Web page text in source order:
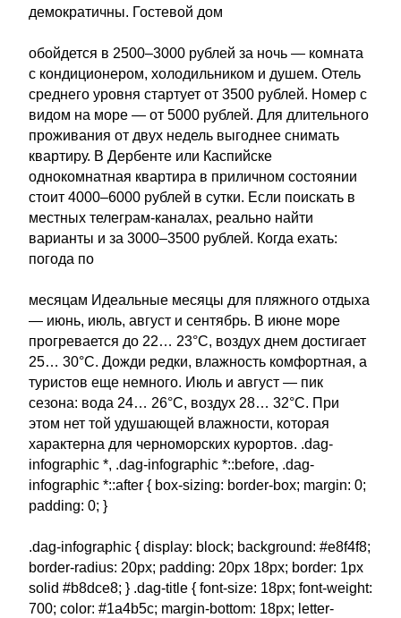
демократичны. Гостевой дом
обойдется в 2500–3000 рублей за ночь — комната
с кондиционером, холодильником и душем. Отель
среднего уровня стартует от 3500 рублей. Номер с
видом на море — от 5000 рублей. Для длительного
проживания от двух недель выгоднее снимать
квартиру. В Дербенте или Каспийске
однокомнатная квартира в приличном состоянии
стоит 4000–6000 рублей в сутки. Если поискать в
местных телеграм-каналах, реально найти
варианты и за 3000–3500 рублей. Когда ехать:
погода по
месяцам Идеальные месяцы для пляжного отдыха
— июнь, июль, август и сентябрь. В июне море
прогревается до 22… 23°C, воздух днем достигает
25… 30°C. Дожди редки, влажность комфортная, а
туристов еще немного. Июль и август — пик
сезона: вода 24… 26°C, воздух 28… 32°C. При
этом нет той удушающей влажности, которая
характерна для черноморских курортов. .dag-
infographic *, .dag-infographic *::before, .dag-
infographic *::after { box-sizing: border-box; margin: 0;
padding: 0; }
.dag-infographic { display: block; background: #e8f4f8;
border-radius: 20px; padding: 20px 18px; border: 1px
solid #b8dce8; } .dag-title { font-size: 18px; font-weight:
700; color: #1a4b5c; margin-bottom: 18px; letter-